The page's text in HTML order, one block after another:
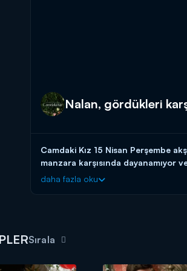
Nalan, gördükleri
Camdaki Kız 15 Nisan Perşembe
manzara karşısında dayanamıyor
Kendisini peri masalında gibi
daha fazla oku
Sırala